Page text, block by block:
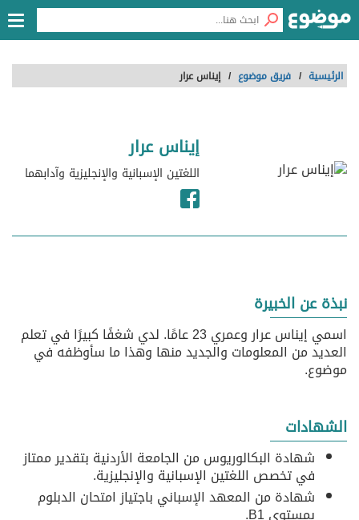
الرئيسية / فريق موضوع / إيناس عرار
إيناس عرار
اللغتين الإسبانية والإنجليزية وآدابهما
نبذة عن الخبيرة
اسمي إيناس عرار وعمري 23 عامًا. لدي شغفًا كبيرًا في تعلم
العديد من المعلومات والجديد منها وهذا ما سأوظفه في
موضوع.
الشهادات
شهادة البكالوريوس من الجامعة الأردنية بتقدير ممتاز
في تخصص اللغتين الإسبانية والإنجليزية.
شهادة من المعهد الإسباني باجتياز امتحان الدبلوم
بمستوى B1.